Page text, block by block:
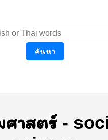
ค้นหา
ศาสตร์-